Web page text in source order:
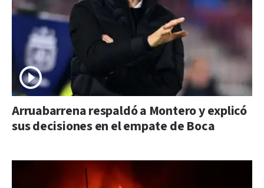
Arruabarrena respaldó a Montero y explicó
sus decisiones en el empate de Boca